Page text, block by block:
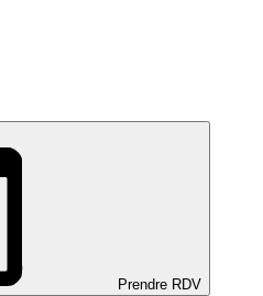
Prendre RDV